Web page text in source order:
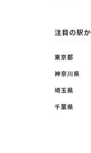
注目の駅
東京都
神奈川県
埼玉県
千葉県